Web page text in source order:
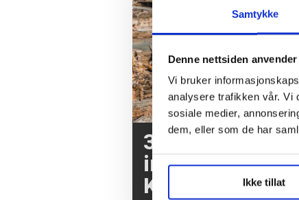
Samtykke
Denne nettsiden
Vi bruker
analysere trafikken vår. Vi
sosiale medier,
dem, eller som de har
Ikke tillat
3,7 millioner
inn etter
Krokstadelva